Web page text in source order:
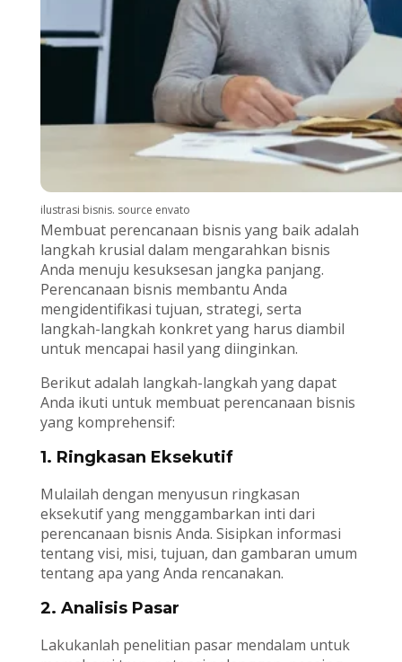
ilustrasi bisnis. source envato
Membuat perencanaan bisnis yang baik adalah
langkah krusial dalam mengarahkan bisnis
Anda menuju kesuksesan jangka panjang.
Perencanaan bisnis membantu Anda
mengidentifikasi tujuan, strategi, serta
langkah-langkah konkret yang harus diambil
untuk mencapai hasil yang diinginkan.
Berikut adalah langkah-langkah yang dapat
Anda ikuti untuk membuat perencanaan bisnis
yang komprehensif:
1. Ringkasan Eksekutif
Mulailah dengan menyusun ringkasan
eksekutif yang menggambarkan inti dari
perencanaan bisnis Anda. Sisipkan informasi
tentang visi, misi, tujuan, dan gambaran umum
tentang apa yang Anda rencanakan.
2. Analisis Pasar
Lakukanlah penelitian pasar mendalam untuk